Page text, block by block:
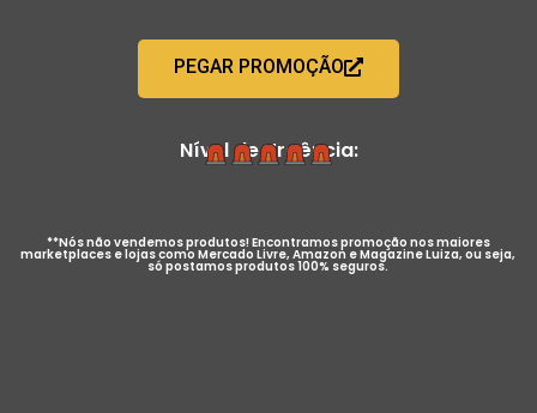
PEGAR PROMOÇÃO
Nível de Urgência:
**Nós não vendemos produtos! Encontramos promoção nos maiores
marketplaces e lojas como Mercado Livre, Amazon e Magazine Luiza, ou seja,
só postamos produtos 100% seguros.